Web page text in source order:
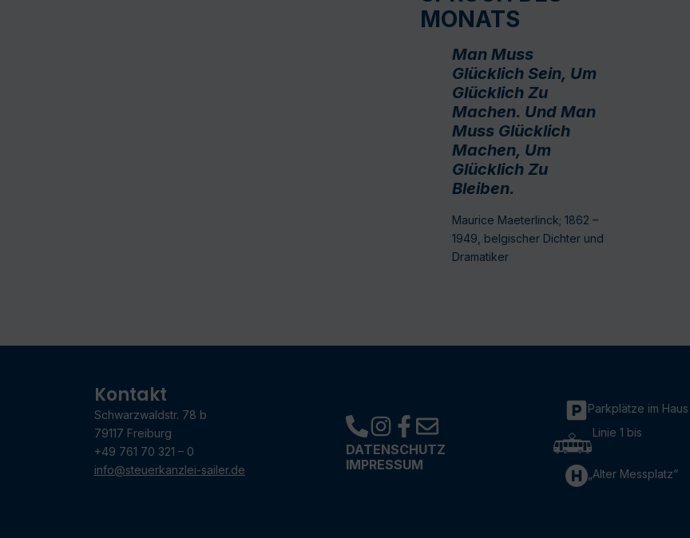
MONATS
Man Muss
Glücklich Sein, Um
Glücklich Zu
Machen. Und Man
Muss Glücklich
Machen, Um
Glücklich Zu
Bleiben.
Maurice Maeterlinck; 1862 –
1949, belgischer Dichter und
Dramatiker
Kontakt
Schwarzwaldstr. 78 b
79117 Freiburg
+49 761 70 321 – 0
info@steuerkanzlei-sailer.de
DATENSCHUTZ
IMPRESSUM
Parkplätze im Haus
Linie 1 bis
„Alter Messplatz“